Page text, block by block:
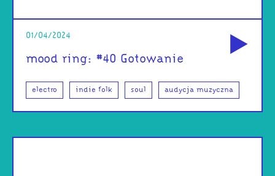
01/04/2024
mood ring: #40 Gotowanie
electro indie folk soul audycja muzyczna